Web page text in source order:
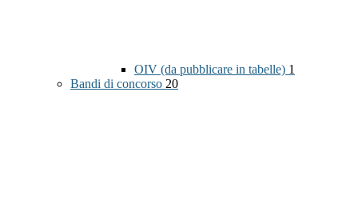
OIV (da pubblicare in tabelle) 1
Bandi di concorso 20